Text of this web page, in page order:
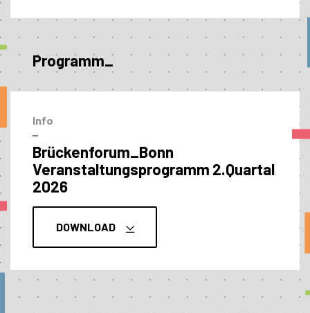
Programm_
Info
–
Brückenforum_Bonn
Veranstaltungs­programm 2.Quartal
2026
DOWNLOAD